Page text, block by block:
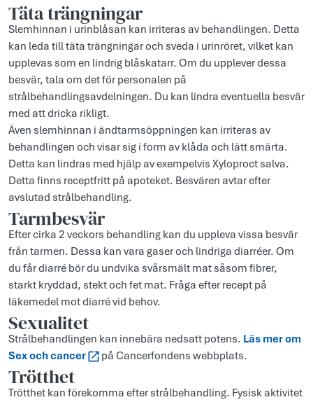
Täta trängningar
Slemhinnan i urinblåsan kan irriteras av behandlingen. Detta
kan leda till täta trängningar och sveda i urinröret, vilket kan
upplevas som en lindrig blåskatarr. Om du upplever dessa
besvär, tala om det för personalen på
strålbehandlingsavdelningen. Du kan lindra eventuella besvär
med att dricka rikligt.
Även slemhinnan i ändtarmsöppningen kan irriteras av
behandlingen och visar sig i form av klåda och lätt smärta.
Detta kan lindras med hjälp av exempelvis Xyloproct salva.
Detta finns receptfritt på apoteket. Besvären avtar efter
avslutad strålbehandling.
Tarmbesvär
Efter cirka 2 veckors behandling kan du uppleva vissa besvär
från tarmen. Dessa kan vara gaser och lindriga diarréer. Om
du får diarré bör du undvika svårsmält mat såsom fibrer,
starkt kryddad, stekt och fet mat. Fråga efter recept på
läkemedel mot diarré vid behov.
Sexualitet
Strålbehandlingen kan innebära nedsatt potens. Läs mer om
Sex och cancer
på Cancerfondens webbplats.
Trötthet
Trötthet kan förekomma efter strålbehandling. Fysisk aktivitet